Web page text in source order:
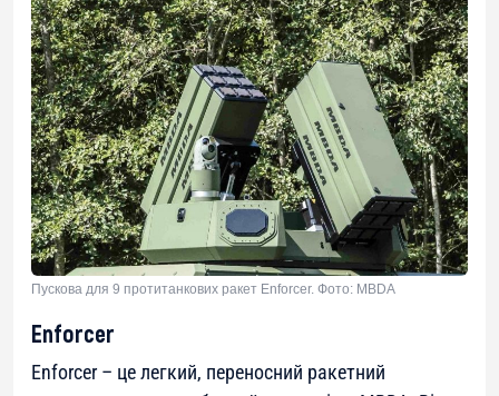
Пускова для 9 протитанкових ракет Enforcer. Фото: MBDA
Enforcer
Enforcer – це легкий, переносний ракетний